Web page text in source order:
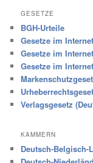
GESETZE
BGH-Urteile
Gesetze im
Gesetze im
Gesetze im
Verlagsgesetz
KAMMERN
Deutsch-